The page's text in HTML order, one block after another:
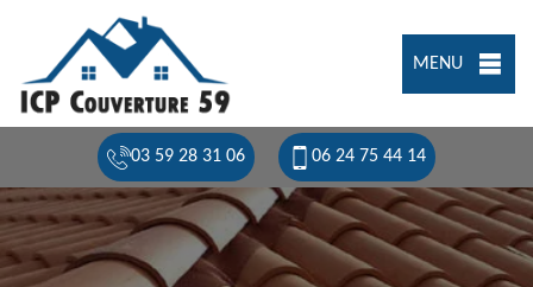
MENU
03 59 28 31 06 06 24 75 44 14